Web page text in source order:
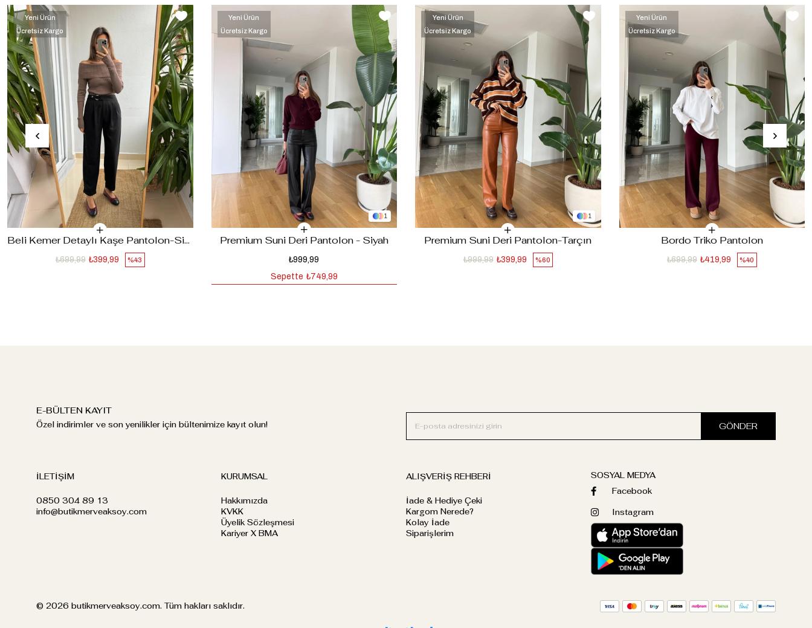
‹
Beli Kemer Detaylı Kaşe Pantolon-Siyah
%43
₺399,99
₺699,99
Yeni Ürün
Ücretsiz Kargo
‹
›
1
Premium Suni Deri Pantolon - Siyah
₺999,99
Sepette ₺749,99
Yeni Ürün
Ücretsiz Kargo
‹
›
1
Premium Suni Deri Pantolon-Tarçın
%60
₺399,99
₺999,99
Yeni Ürün
Ücretsiz Kargo
‹
›
Bordo Triko Pantolon
%40
₺419,99
₺699,99
Yeni Ürün
Ücretsiz Kargo
E-BÜLTEN KAYIT
Özel indirimler ve son yenilikler için bültenimize kayıt olun! GÖNDER
İLETİŞİM
0850 304 89 13
info@butikmerveaksoy.com
KURUMSAL
Hakkımızda
KVKK
Üyelik Sözleşmesi
Kariyer X BMA
ALIŞVERİŞ REHBERİ
İade & Hediye Çeki
Kargom Nerede?
Kolay İade
Siparişlerim
SOSYAL MEDYA
Facebook
Instagram
© 2026 butikmerveaksoy.com. Tüm hakları saklıdır.